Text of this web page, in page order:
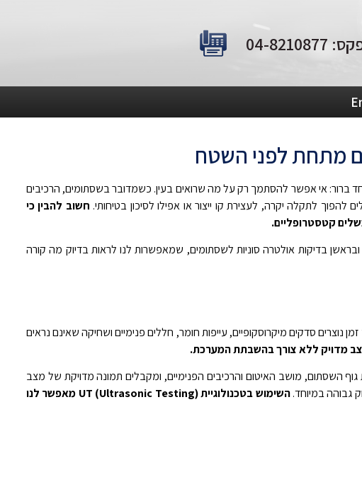
04-8210877
מתחת לפני השטח
ברור: אי אפשר להסתמך רק על מה שרואים בעין. כשמדובר בשסתומים, הרכיבים
לתקלה יקרה, לעצירת קו ייצור או אפילו לסיכון בטיחותי. חשוב להבין כי
קטסטרופליים.
בדיקות אולטרה סוניות לשסתומים, שמאפשרות לנו לראות בדיוק מה קורה
סדקים מיקרוסקופיים, עייפות חומר, חללים פנימיים ושחיקה שאינם נראים
מדויק ללא צורך בהשבתת המערכת.
השסתום, מושב האיטום והרכיבים הפנימיים, ומקבלים תמונה מדויקת של מצב
השימוש בטכנולוגיית UT (Ultrasonic Testing) מאפשר לנו